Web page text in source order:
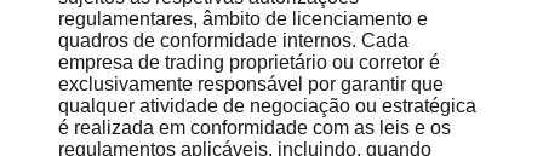
regulamentares, âmbito de licenciamento e
quadros de conformidade internos. Cada
empresa de trading proprietário ou corretor é
exclusivamente responsável por garantir que
qualquer atividade de negociação ou estratégica
é realizada em conformidade com as leis e os
regulamentos aplicáveis, incluindo, quando